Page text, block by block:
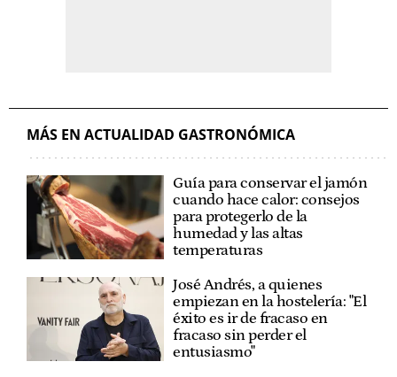
MÁS EN ACTUALIDAD GASTRONÓMICA
Guía para conservar el jamón
cuando hace calor: consejos
para protegerlo de la
humedad y las altas
temperaturas
José Andrés, a quienes
empiezan en la hostelería: "El
éxito es ir de fracaso en
fracaso sin perder el
entusiasmo"